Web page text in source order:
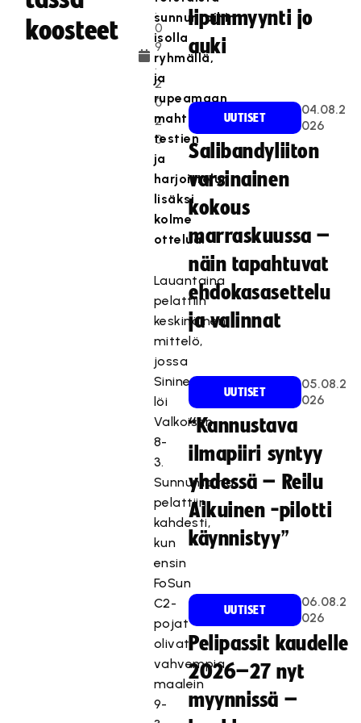
koosteet
.
0
9
.
2
0
2
0
sunnuntaihin
isolla
ryhmällä,
ja
rupeamaan
mahtui
testien
ja
harjoittelun
lisäksi
kolme
ottelua.
Lauantaina
pelattiin
keskinäinen
mittelö,
jossa
Sininen
löi
Valkoisen
8-
3.
Sunnuntaina
pelattiin
kahdesti,
kun
ensin
FoSun
C2-
pojat
olivat
vahvempia
maalein
9-
lipunmyynti jo
auki
UUTISET
04.08.2
026
Salibandyliiton
varsinainen
kokous
marraskuussa –
näin tapahtuvat
ehdokasasettelu
ja valinnat
UUTISET
05.08.2
026
“Kannustava
ilmapiiri syntyy
yhdessä – Reilu
Aikuinen -pilotti
käynnistyy”
UUTISET
06.08.2
026
Pelipassit kaudelle
2026–27 nyt
myynnissä –